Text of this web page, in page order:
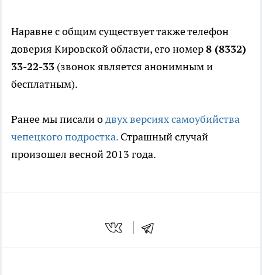
Наравне с общим существует также телефон
доверия Кировской области, его номер8 (8332)
33-22-33 (звонок является анонимным и
бесплатным).
Ранее мы писали одвух версиях самоубийства
чепецкого подростка. Страшный случай
произошел весной 2013 года.